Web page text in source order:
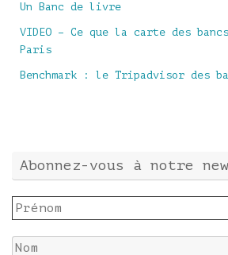
Un Banc de livre
VIDEO – Ce que la carte des
Paris
Benchmark : le Tripadvisor des
Abonnez-vous à notre